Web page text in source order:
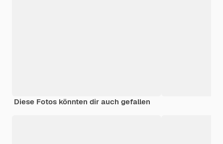
Diese Fotos könnten dir auch gefallen